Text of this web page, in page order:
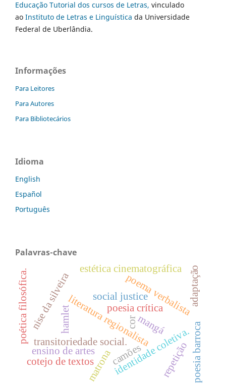
Educação Tutorial dos cursos de Letras, vinculado
ao Instituto de Letras e Linguística da Universidade
Federal de Uberlândia.
Informações
Para Leitores
Para Autores
Para Bibliotecários
Idioma
English
Español
Português
Palavras-chave
poema verbalista
poesia crítica
literatura regionalista
identidade coletiva.
transitoriedade social.
poética filosófica. estética cinematográfica
cor
nise da silveira
ensino de artes
cotejo de textos repetiçãopoesia barroca
camões
matrona
adaptação
social justice
hamlet mangá